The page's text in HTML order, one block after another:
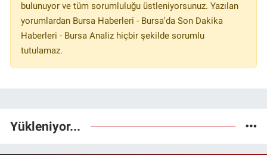
bulunuyor ve tüm sorumluluğu üstleniyorsunuz. Yazılan
yorumlardan Bursa Haberleri - Bursa'da Son Dakika
Haberleri - Bursa Analiz hiçbir şekilde sorumlu
tutulamaz.
Yükleniyor...